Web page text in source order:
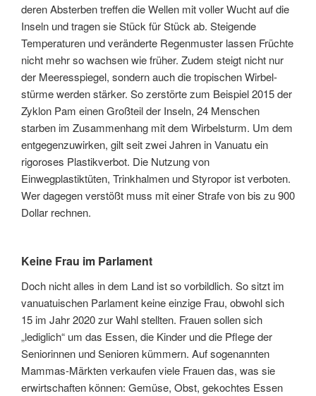
deren Absterben treffen die Wellen mit voller Wucht auf die
Inseln und tragen sie Stück für Stück ab. Stei­gende
Temperaturen und veränderte Regenmuster lassen Früchte
nicht mehr so wachsen wie früher. Zudem steigt nicht nur
der Meeresspiegel, sondern auch die tropischen Wirbel­
stürme werden stärker. So zerstörte zum Beispiel 2015 der
Zyklon Pam einen Großteil der Inseln, 24 Menschen
starben im Zusammenhang mit dem Wirbelsturm. Um dem
entgegenzuwirken, gilt seit zwei Jahren in Vanuatu ein
rigoroses Plastikverbot. Die Nutzung von
Einwegplastiktüten, Trinkhalmen und Styropor ist verboten.
Wer dagegen verstößt muss mit einer Strafe von bis zu 900
Dollar rechnen.
Keine Frau im Parlament
Doch nicht alles in dem Land ist so vorbildlich. So sitzt im
vanuatuischen Parlament keine einzige Frau, obwohl sich
15 im Jahr 2020 zur Wahl stellten. Frauen sollen sich
„lediglich“ um das Essen, die Kinder und die Pflege der
Seniorinnen und Senioren kümmern. Auf sogenannten
Mammas-Märkten verkaufen viele Frauen das, was sie
erwirtschaften können: Gemüse, Obst, gekochtes Essen